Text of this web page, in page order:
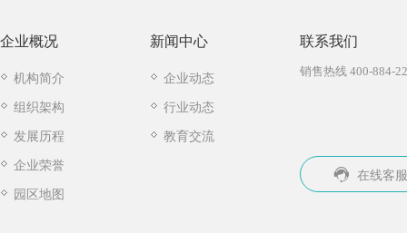
企业概况
机构简介
组织架构
发展历程
企业荣誉
园区地图
新闻中心
企业动态
行业动态
教育交流
联系我们
销售热线 400-884-
在线客服